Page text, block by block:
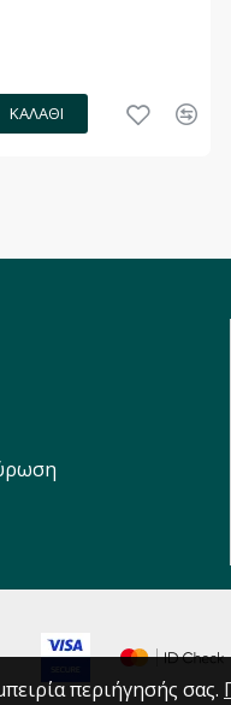
ΚΑΛΆΘΙ
περιήγησής σας.